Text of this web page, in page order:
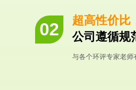
超高性价比
公司遵循规
与各个环评专家老